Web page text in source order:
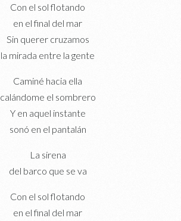
Con el sol flotando
en el final del mar
Sin querer cruzamos
la mirada entre la gente
Caminé hacia ella
calándome el sombrero
Y en aquel instante
sonó en el pantalán
La sirena
del barco que se va
Con el sol flotando
en el final del mar